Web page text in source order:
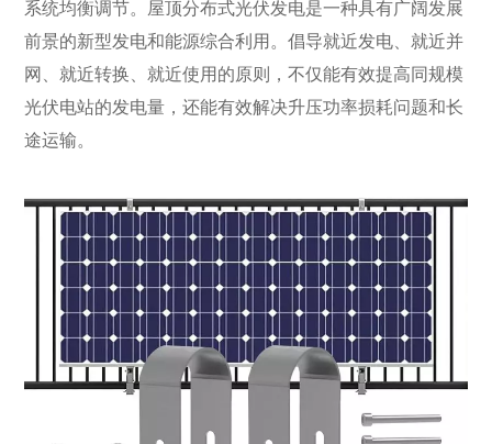
系统均衡调节。屋顶分布式光伏发电是一种具有广阔发展
前景的新型发电和能源综合利用。倡导就近发电、就近并
网、就近转换、就近使用的原则，不仅能有效提高同规模
光伏电站的发电量，还能有效解决升压功率损耗问题和长
途运输。